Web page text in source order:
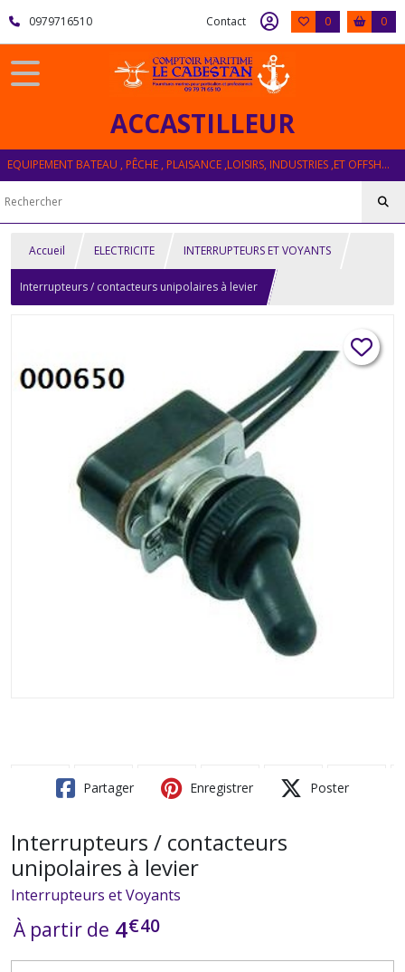
0979716510 Contact 0 0
ACCASTILLEUR
EQUIPEMENT BATEAU , PÊCHE , PLAISANCE ,LOISIRS, INDUSTRIES ,ET OFFSHORE
Accueil ELECTRICITE INTERRUPTEURS ET VOYANTS
Interrupteurs / contacteurs unipolaires à levier
Partager Enregistrer Poster
Interrupteurs / contacteurs
unipolaires à levier
Interrupteurs et Voyants
À partir de 4€40